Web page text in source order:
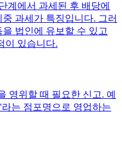
계에서 과세된 후 배당에
과세가 특징입니다. 그러
법인에 유보할 수 있고
이 있습니다.
영위할 때 필요한 신고. 예
라는 점포명으로 영업하는